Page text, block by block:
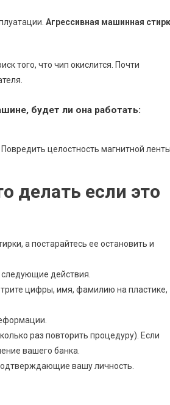
Агрессивная машинная
того, что чип окислится. Почти
будет ли она работать:
целостность магнитной
делать если это
а постарайтесь ее остановить и
следующие действия.
цифры, имя, фамилию на пластике,
раз повторить процедуру). Если
вашего банка.
вашу личность.